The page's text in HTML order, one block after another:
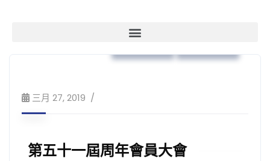
三月 27, 2019
第五十一屆周年會員大會